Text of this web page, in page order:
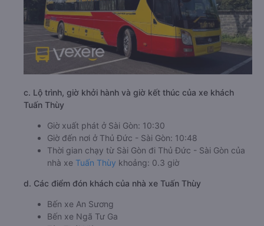
c. Lộ trình, giờ khởi hành và giờ kết thúc của xe khách
Tuấn Thùy
Giờ xuất phát ở Sài Gòn: 10:30
Giờ đến nơi ở Thủ Đức - Sài Gòn: 10:48
Thời gian chạy từ Sài Gòn đi Thủ Đức - Sài Gòn của
nhà xe Tuấn Thùy khoảng: 0.3 giờ
d. Các điểm đón khách của nhà xe Tuấn Thùy
Bến xe An Sương
Bến xe Ngã Tư Ga